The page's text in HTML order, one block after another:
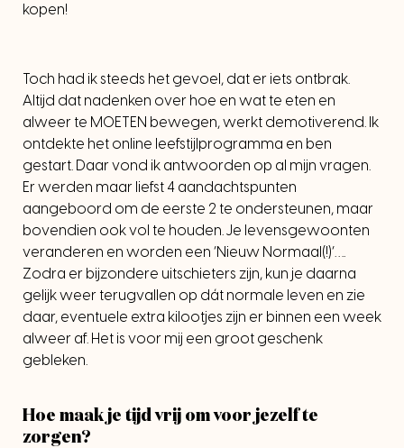
kopen!
Toch had ik steeds het gevoel, dat er iets ontbrak.
Altijd dat nadenken over hoe en wat te eten en
alweer te MOETEN bewegen, werkt demotiverend. Ik
ontdekte het online leefstijlprogramma en ben
gestart. Daar vond ik antwoorden op al mijn vragen.
Er werden maar liefst 4 aandachtspunten
aangeboord om de eerste 2 te ondersteunen, maar
bovendien ook vol te houden. Je levensgewoonten
veranderen en worden een ‘Nieuw Normaal(!)’….
Zodra er bijzondere uitschieters zijn, kun je daarna
gelijk weer terugvallen op dát normale leven en zie
daar, eventuele extra kilootjes zijn er binnen een week
alweer af. Het is voor mij een groot geschenk
gebleken.
Hoe maak je tijd vrij om voor jezelf te
zorgen?